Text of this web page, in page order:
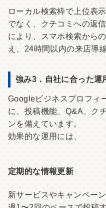
ローカル検索枠で上位表
でなく、クチコミへの返
により、スマホ検索から
え、24時間以内の来店導
強み3．自社に合った運
Googleビジネスプロフィ
に、投稿機能、Q&A、ク
ンを備えています。
効果的な運用には、
定期的な情報更新
新サービスやキャンペー